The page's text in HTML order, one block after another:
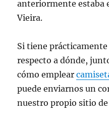
anteriormente estaba
Vieira.
Si tiene
respecto a dónde,
cómo emplear
puede enviarnos un
nuestro propio sitio